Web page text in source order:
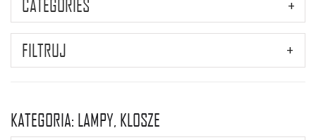
CATEGORIES
FILTRUJ
KATEGORIA: LAMPY, KLOSZE